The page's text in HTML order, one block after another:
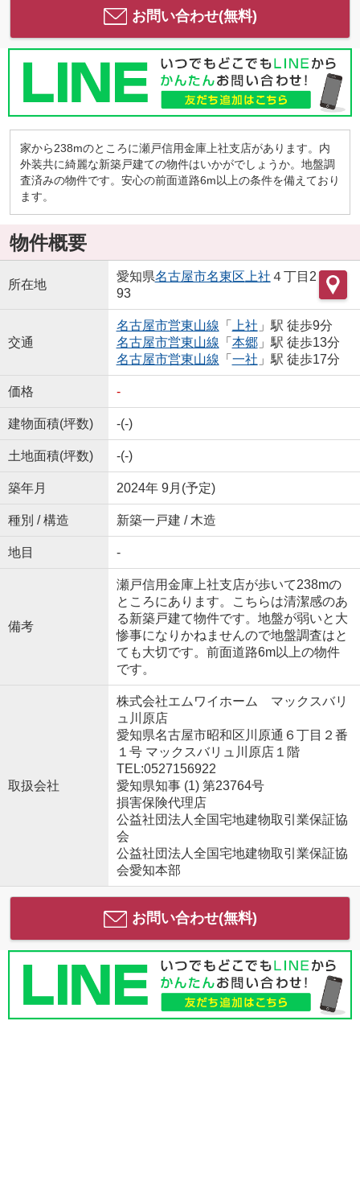
お問い合わせ(無料)
家から238mのところに瀬戸信用金庫上社支店があります。内
外装共に綺麗な新築戸建ての物件はいかがでしょうか。地盤調
査済みの物件です。安心の前面道路6m以上の条件を備えており
ます。
物件概要
所在地
愛知県名古屋市名東区 上社 ４丁目2
93
交通
名古屋市営東山線 「 上社 」駅 徒歩9分
名古屋市営東山線 「 本郷」駅 徒歩13分
名古屋市営東山線 「 一社 」駅 徒歩17分
価格 -
建物面積(坪数) -(-)
土地面積(坪数) -(-)
築年月 2024年 9月(予定)
種別 / 構造 新築一戸建 / 木造
地目 -
備考
瀬戸信用金庫上社支店が歩いて238mの
ところにあります。こちらは清潔感のあ
る新築戸建て物件です。地盤が弱いと大
惨事になりかねませんので地盤調査はと
ても大切です。前面道路6m以上の物件
です。
取扱会社
株式会社エムワイホーム マックスバリ
ュ川原店
愛知県名古屋市昭和区川原通６丁目２番
１号 マックスバリュ川原店１階
TEL:0527156922
愛知県知事 (1) 第23764号
損害保険代理店
公益社団法人全国宅地建物取引業保証協
会
公益社団法人全国宅地建物取引業保証協
会愛知本部
お問い合わせ(無料)